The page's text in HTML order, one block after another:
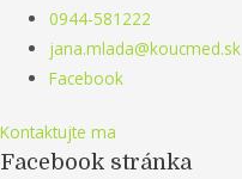
0944-581222
jana.mlada@koucmed.sk
Facebook
Kontaktujte ma
Facebook stránka